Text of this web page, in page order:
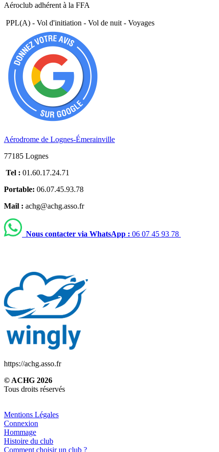
Aéroclub adhérent à la FFA
PPL(A) - Vol d'initiation - Vol de nuit - Voyages
Aérodrome de Lognes-Émerainville
77185 Lognes
Tel : 01.60.17.24.71
Portable: 06.07.45.93.78
Mail : achg@achg.asso.fr
Nous contacter via WhatsApp : 06 07 45 93 78
https://achg.asso.fr
© ACHG 2026
Tous droits réservés
Mentions Légales
Connexion
Hommage
Histoire du club
Comment choisir un club ?